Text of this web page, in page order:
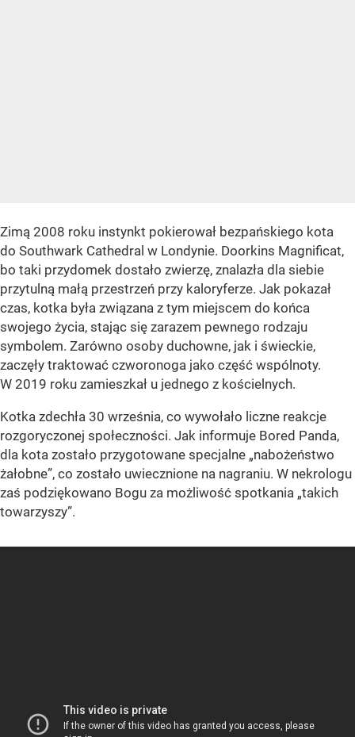
Zimą 2008 roku instynkt pokierował bezpańskiego kota
do Southwark Cathedral w Londynie. Doorkins Magnificat,
bo taki przydomek dostało zwierzę, znalazła dla siebie
przytulną małą przestrzeń przy kaloryferze. Jak pokazał
czas, kotka była związana z tym miejscem do końca
swojego życia, stając się zarazem pewnego rodzaju
symbolem. Zarówno osoby duchowne, jak i świeckie,
zaczęły traktować czworonoga jako część wspólnoty.
W 2019 roku zamieszkał u jednego z kościelnych.
Kotka zdechła 30 września, co wywołało liczne reakcje
rozgoryczonej społeczności. Jak informuje Bored Panda,
dla kota zostało przygotowane specjalne „nabożeństwo
żałobne”, co zostało uwiecznione na nagraniu. W nekrologu
zaś podziękowano Bogu za możliwość spotkania „takich
towarzyszy”.